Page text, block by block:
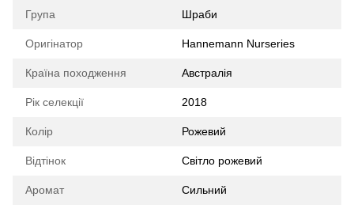
Група Шраби
Оригінатор Hannemann Nurseries
Країна походження Австралія
Рік селекції 2018
Колір Рожевий
Відтінок Світло рожевий
Аромат Сильний